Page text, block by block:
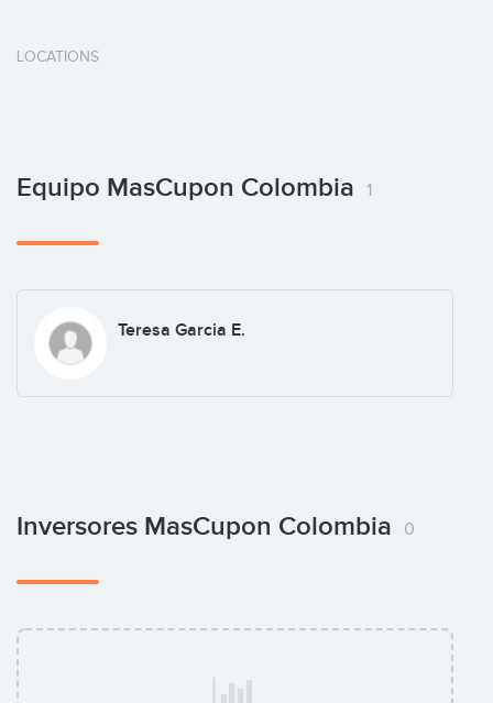
LOCATIONS
Equipo MasCupon Colombia 1
Teresa Garcia E.
Inversores MasCupon Colombia 0